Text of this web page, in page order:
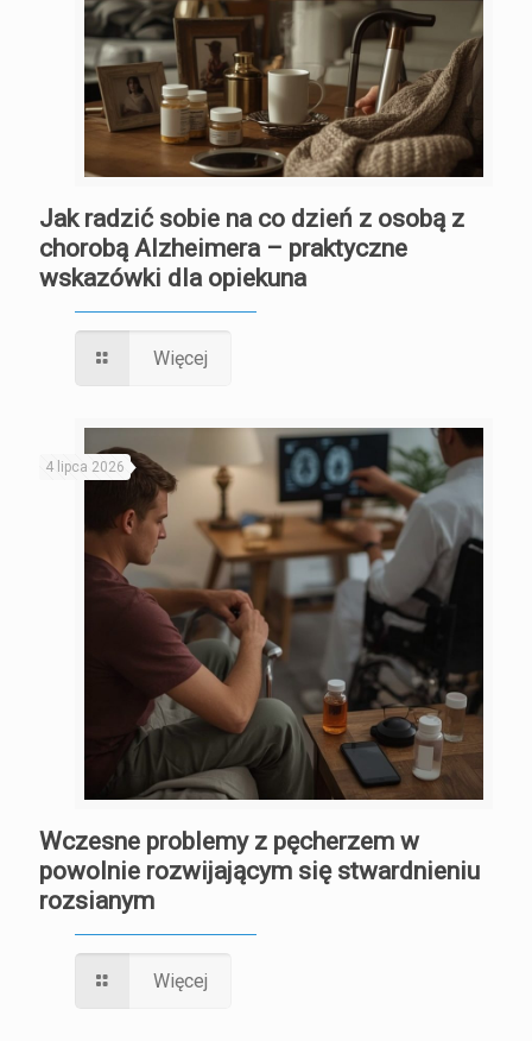
Jak radzić sobie na co dzień z osobą z
chorobą Alzheimera – praktyczne
wskazówki dla opiekuna
Więcej
4 lipca 2026
Wczesne problemy z pęcherzem w
powolnie rozwijającym się stwardnieniu
rozsianym
Więcej